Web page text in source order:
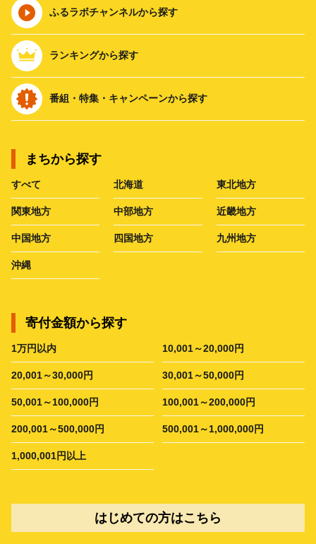
ふるラボチャンネルから探す
ランキングから探す
番組・特集・キャンペーンから探す
まちから探す
すべて 北海道 東北地方
関東地方 中部地方 近畿地方
中国地方 四国地方 九州地方
沖縄
寄付金額から探す
1万円以内 10,001～20,000円
20,001～30,000円 30,001～50,000円
50,001～100,000円 100,001～200,000円
200,001～500,000円 500,001～1,000,000円
1,000,001円以上
はじめての方はこちら